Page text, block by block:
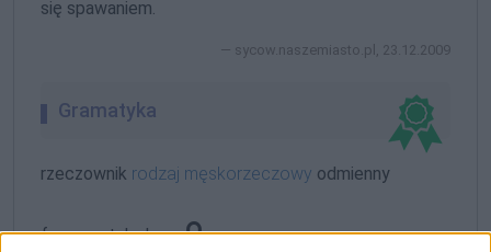
się spawaniem.
sycow.naszemiasto.pl, 23.12.2009
Gramatyka
rzeczownik rodzaj męskorzeczowy odmienny
formy w tabelce: